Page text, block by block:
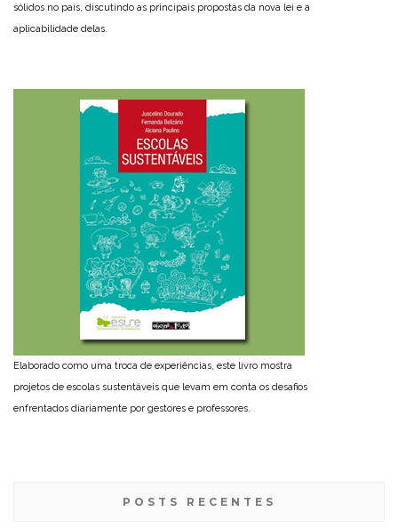
sólidos no país, discutindo as principais propostas da nova lei e a
aplicabilidade delas.
Elaborado como uma troca de experiências, este livro mostra
projetos de escolas sustentáveis que levam em conta os desafios
enfrentados diariamente por gestores e professores.
POSTS RECENTES